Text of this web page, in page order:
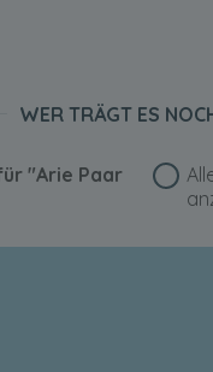
WER TRÄGT ES
"Arie Paar